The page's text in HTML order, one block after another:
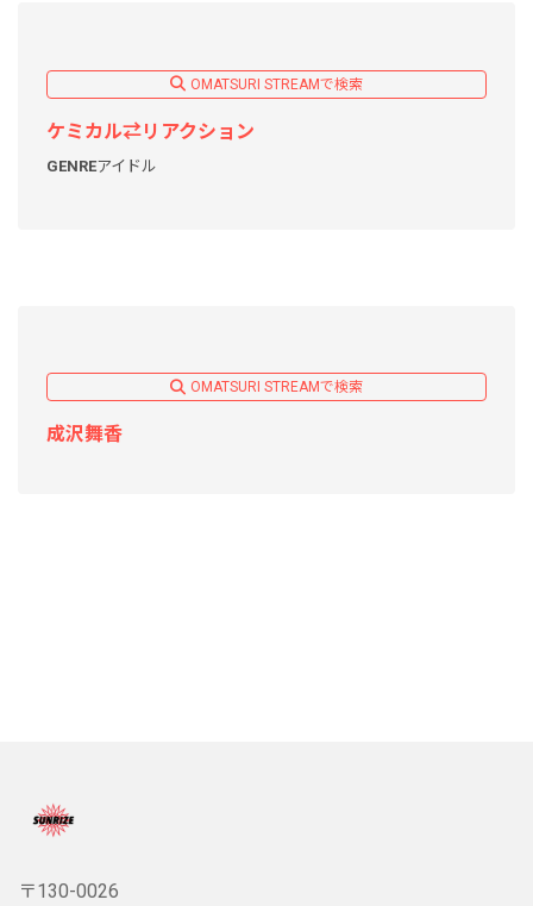
OMATSURI STREAMで検索
ケミカル⇄リアクション
GENREアイドル
OMATSURI STREAMで検索
成沢舞香
〒130-0026